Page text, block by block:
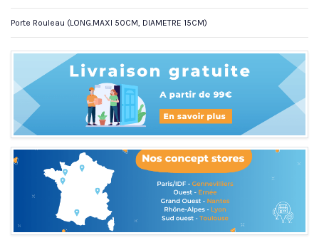
Porte Rouleau (LONG.MAXI 50CM, DIAMETRE 15CM)